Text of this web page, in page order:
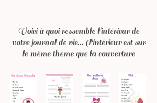
Voici à quoi ressemble l'intérieur de
votre journal de vie... (l'intérieur est sur
le même thème que la couverture